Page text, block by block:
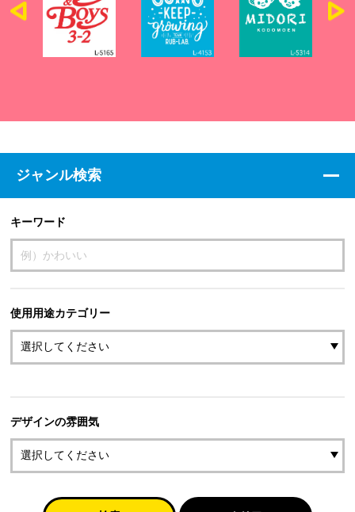
ジャンル検索
キーワード
使用用途カテゴリー
デザインの雰囲気